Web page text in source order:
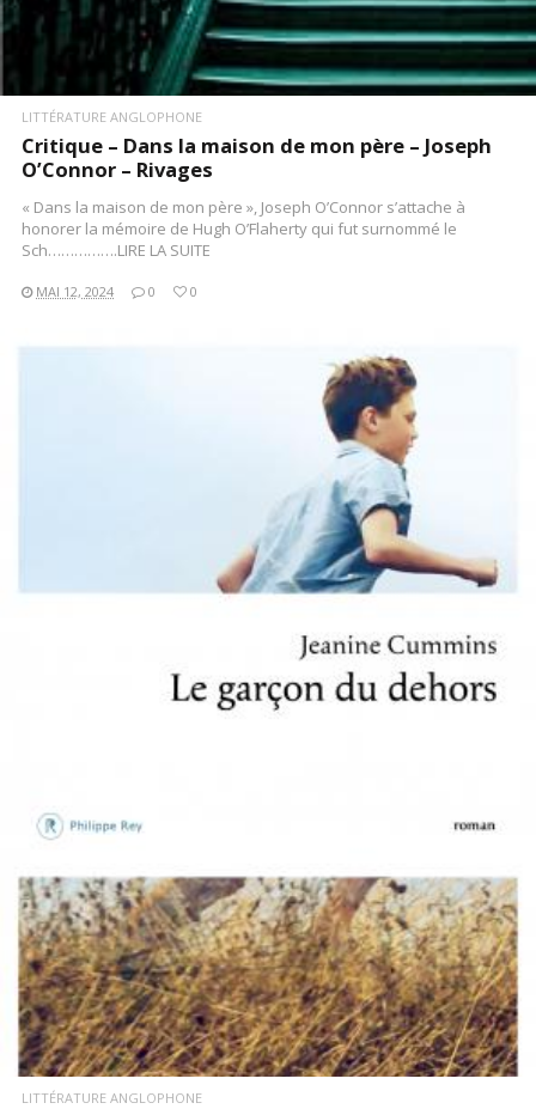
LITTÉRATURE ANGLOPHONE
Critique – Dans la maison de mon père – Joseph
O’Connor – Rivages
« Dans la maison de mon père », Joseph O’Connor s’attache à
honorer la mémoire de Hugh O’Flaherty qui fut surnommé le
Sch…………….LIRE LA SUITE
MAI 12, 2024 0 0
LITTÉRATURE ANGLOPHONE